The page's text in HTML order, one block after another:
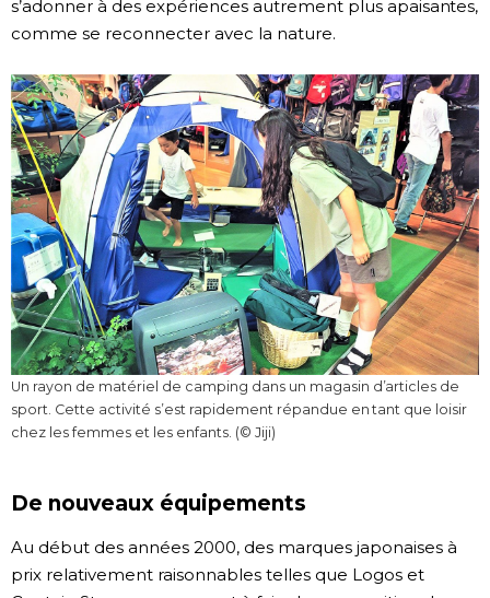
s’adonner à des expériences autrement plus apaisantes,
comme se reconnecter avec la nature.
Un rayon de matériel de camping dans un magasin d’articles de
sport. Cette activité s’est rapidement répandue en tant que loisir
chez les femmes et les enfants. (© Jiji)
De nouveaux équipements
Au début des années 2000, des marques japonaises à
prix relativement raisonnables telles que Logos et